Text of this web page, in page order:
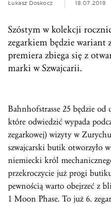
Łukasz Doskocz 18.07.2019
Szóstym w kolekcji
zegarkiem będzie wariant
premiera zbiega się z
marki w Szwajcarii.
Bahnhofstrasse 25 będzie od
które odwiedzić wypada
zegarkowej) wizyty w
szwajcarski butik otworzyło
niemiecki król
przekroczycie już progi
pewnością warto obejrzeć z
1 Moon Phase. To już 6.